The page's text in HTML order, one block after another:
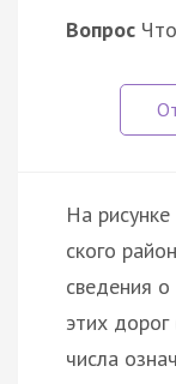
Вопрос
На
ского
сведения
этих дорог
числа